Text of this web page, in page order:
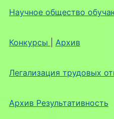
Научное общество
Конкурсы Архив
Легализация трудовых
Архив Результативность